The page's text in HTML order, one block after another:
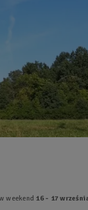
weekend 16 - 17